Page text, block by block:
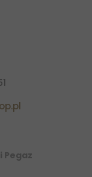
Pegaz